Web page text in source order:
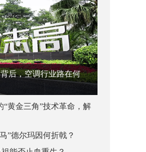
后，空调行业路在何
黄金三角”技术革命，解
”德尔玛因何折戟？